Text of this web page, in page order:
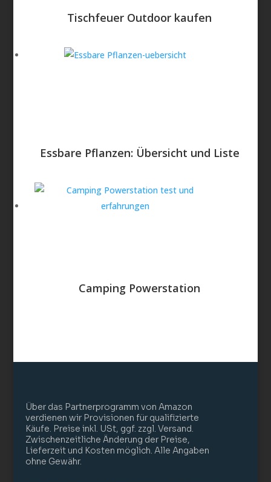
Tischfeuer Outdoor kaufen
Essbare Pflanzen: Übersicht und Liste
Camping Powerstation
Über das Partnerprogramm von Amazon
verdienen wir Provisionen für qualifizierte
Käufe. Preise inkl. USt, ggf. zzgl. Versand.
Zwischenzeitliche Änderung der Preise,
Lieferzeit und Kosten möglich. Alle Angaben
ohne Gewähr.